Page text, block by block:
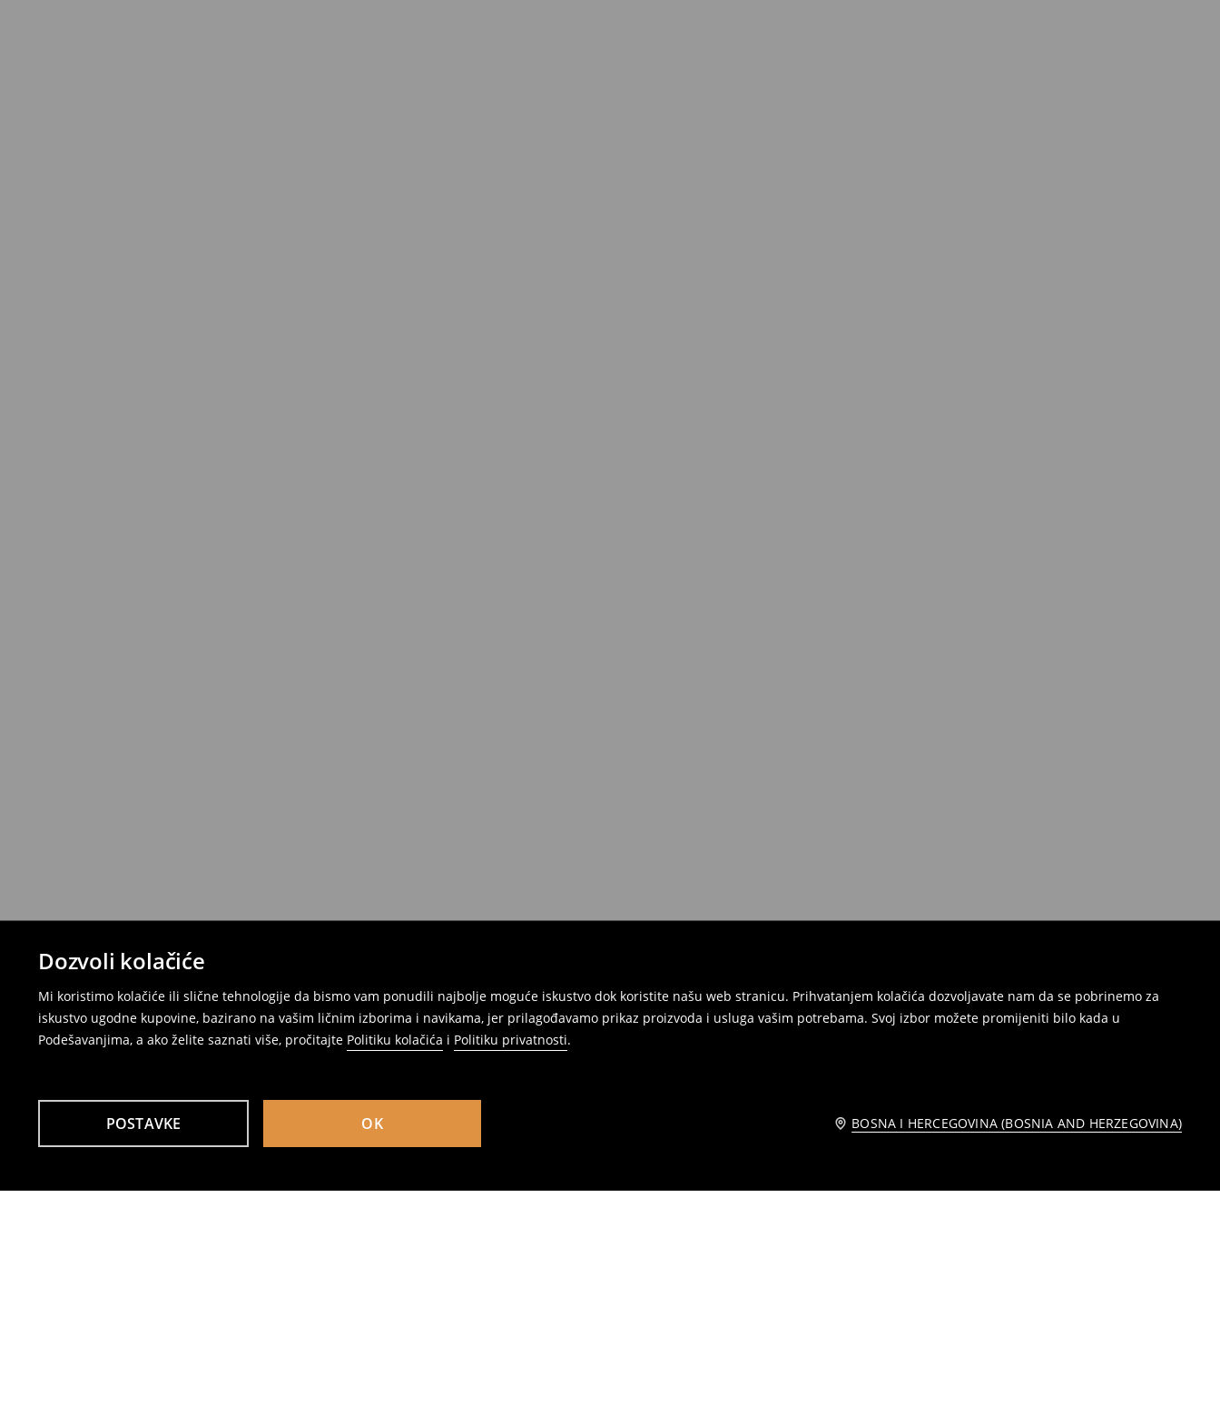
Dozvoli kolačiće
Mi koristimo kolačiće ili slične tehnologije da bismo vam ponudili najbolje moguće iskustvo dok koristite našu web stranicu. Prihvatanjem kolačića dozvoljavate nam da se pobrinemo za
iskustvo ugodne kupovine, bazirano na vašim ličnim izborima i navikama, jer prilagođavamo prikaz proizvoda i usluga vašim potrebama. Svoj izbor možete promijeniti bilo kada u
Podešavanjima, a ako želite saznati više, pročitajte Politiku kolačića i Politiku privatnosti.
POSTAVKE OK BOSNA I HERCEGOVINA (BOSNIA AND HERZEGOVINA)